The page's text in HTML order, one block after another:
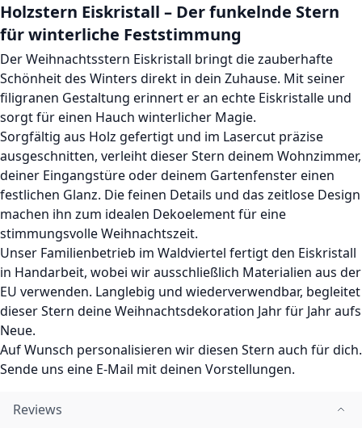
Holzstern Eiskristall – Der funkelnde Stern
für winterliche Feststimmung
Der Weihnachtsstern Eiskristall bringt die zauberhafte
Schönheit des Winters direkt in dein Zuhause. Mit seiner
filigranen Gestaltung erinnert er an echte Eiskristalle und
sorgt für einen Hauch winterlicher Magie.
Sorgfältig aus Holz gefertigt und im Lasercut präzise
ausgeschnitten, verleiht dieser Stern deinem Wohnzimmer,
deiner Eingangstüre oder deinem Gartenfenster einen
festlichen Glanz. Die feinen Details und das zeitlose Design
machen ihn zum idealen Dekoelement für eine
stimmungsvolle Weihnachtszeit.
Unser Familienbetrieb im Waldviertel fertigt den Eiskristall
in Handarbeit, wobei wir ausschließlich Materialien aus der
EU verwenden. Langlebig und wiederverwendbar, begleitet
dieser Stern deine Weihnachtsdekoration Jahr für Jahr aufs
Neue.
Auf Wunsch personalisieren wir diesen Stern auch für dich.
Sende uns eine E-Mail mit deinen Vorstellungen.
Reviews